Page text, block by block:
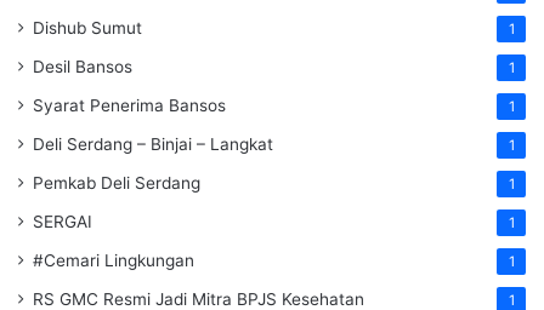
Dishub Sumut 1
Desil Bansos 1
Syarat Penerima Bansos 1
Deli Serdang – Binjai – Langkat 1
Pemkab Deli Serdang 1
SERGAI 1
#Cemari Lingkungan 1
RS GMC Resmi Jadi Mitra BPJS Kesehatan 1